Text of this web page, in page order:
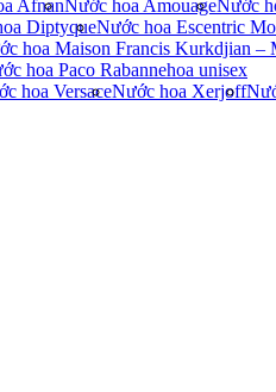
AfnanNước hoa AmouageNước
DiptyqueNước hoa Escentric
hoa Maison Francis Kurkdjian –
hoa Paco Rabanne
hoa VersaceNước hoa Xerjoff
hoa unisex